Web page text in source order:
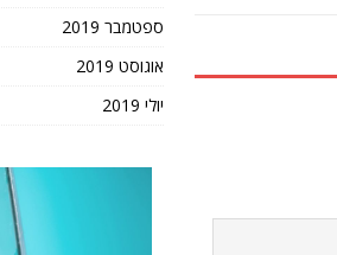
ספטמבר 2019
אוגוסט 2019
יולי 2019